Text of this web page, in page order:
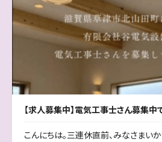
【求人募集中】電気工事士さん募集中
こんにちは。三連休直前、みなさまいか